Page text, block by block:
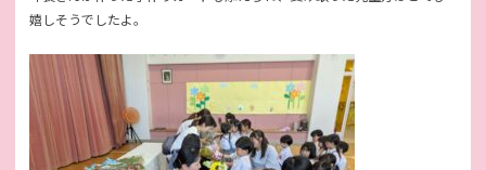
嬉しそうでしたよ。